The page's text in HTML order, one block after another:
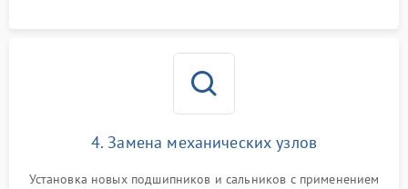
4. Замена механических узлов
Установка новых подшипников и сальников с применением